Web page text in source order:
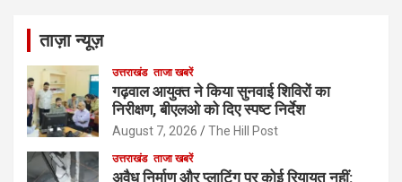
ताज़ा न्यूज़
उत्तराखंड ताजा खबरें
गढ़वाल आयुक्त ने किया सुनवाई शिविरों का
निरीक्षण, बीएलओ को दिए स्पष्ट निर्देश
August 7, 2026 The Hill Post
उत्तराखंड ताजा खबरें
अवैध निर्माण और प्लाटिंग पर कोई रियायत नहीं: